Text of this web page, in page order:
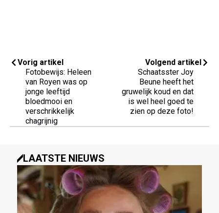
Vorig artikel
Fotobewijs: Heleen
van Royen was op
jonge leeftijd
bloedmooi en
verschrikkelijk
chagrijnig
Volgend artikel
Schaatsster Joy
Beune heeft het
gruwelijk koud en dat
is wel heel goed te
zien op deze foto!
LAATSTE NIEUWS